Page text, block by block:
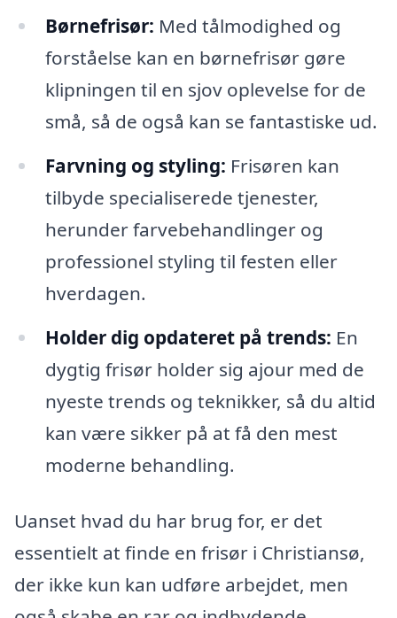
Børnefrisør: Med tålmodighed og
forståelse kan en børnefrisør gøre
klipningen til en sjov oplevelse for de
små, så de også kan se fantastiske ud.
Farvning og styling: Frisøren kan
tilbyde specialiserede tjenester,
herunder farvebehandlinger og
professionel styling til festen eller
hverdagen.
Holder dig opdateret på trends: En
dygtig frisør holder sig ajour med de
nyeste trends og teknikker, så du altid
kan være sikker på at få den mest
moderne behandling.
Uanset hvad du har brug for, er det
essentielt at finde en frisør i Christiansø,
der ikke kun kan udføre arbejdet, men